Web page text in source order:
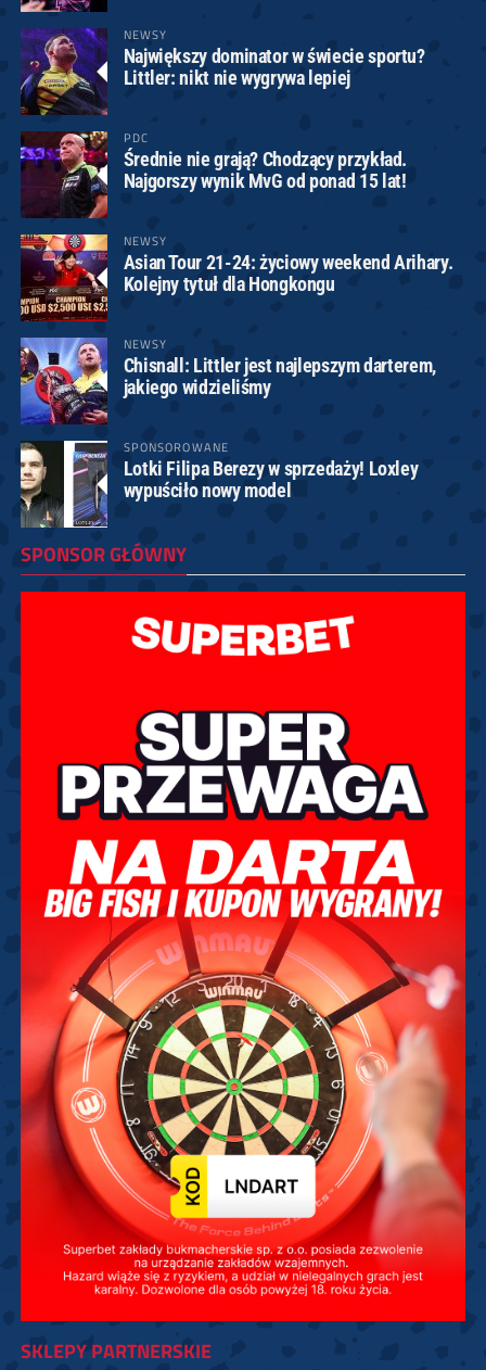
NEWSY
Największy dominator w świecie sportu?
Littler: nikt nie wygrywa lepiej
PDC
Średnie nie grają? Chodzący przykład.
Najgorszy wynik MvG od ponad 15 lat!
NEWSY
Asian Tour 21-24: życiowy weekend Arihary.
Kolejny tytuł dla Hongkongu
NEWSY
Chisnall: Littler jest najlepszym darterem,
jakiego widzieliśmy
SPONSOROWANE
Lotki Filipa Berezy w sprzedaży! Loxley
wypuściło nowy model
SPONSOR GŁÓWNY
SKLEPY PARTNERSKIE